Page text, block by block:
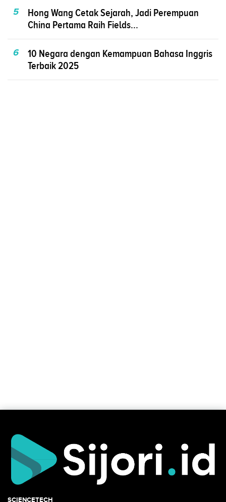
5
Hong Wang Cetak Sejarah, Jadi Perempuan
China Pertama Raih Fields...
6
10 Negara dengan Kemampuan Bahasa Inggris
Terbaik 2025
SCIENCETECH